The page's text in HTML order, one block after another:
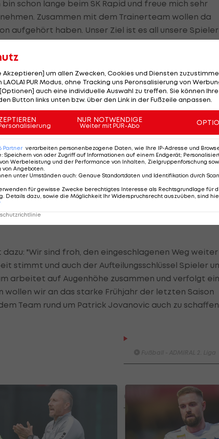
schon lange beim SK Rapid und freue mich sehr
Zusammen mit dem Trainerteam wollen da
aufgehört haben. Unser Ziel ist es all unsere Spieler
abzuliefern."
Rapid-Ikone Steffen Hofmann. Maresch hingegen
im Scouting des SK Rapid konzentrieren. Er
Hiden als Individualtrainer vor allem bei den
Mannschaft dabeibleiben.
wird von Stefan Knaller als
Klemens Windbacher als Tormanntrainer
Vorsaison bei Rapid II in diesen Positionen tätig.
Videoanalyst Marcel Lücke wird die
Seinen Posten übernimmt Daniel Schmitt,
des SK Rapid sowie die Spielanalyse der U18
Rückkehr als U18-Cheftrainer nicht mehr das
Profi Tamas Szanto wird, wie berichtet,
dazu: "Wir sind froh, den eingeschlagenen Weg weiter
stimmt und auch der Aufteilungsschlüssel Spieler
arbeitet auf Augenhöhe zusammen und verfolgt
wollen wir an das starke Frühjahr der letzten Saison
Team rund um Patrick Jovanovic auch zu
Vienna FC 1894
Fußball - ADMIRAL 2. Liga
HIGHLIGHTS: First Vienna FC
1894 - SpG Südburgenland /
TSV Hartberg
Akzeptieren] um allen Zwecken, Cookies und Diensten
PUR Modus, ohne Tracking uns Peronsalisierung von
auch eine individuelle Auswahl zu treffen. Sie können
Button links unten bzw. über den Link in der Fußzeile anpassen.
NUR NOTWENDIGE
Weiter mit PUR-Abo
Partner verarbeiten personenbezogene Daten, wie Ihre IP-Adresse und
: Speichern von oder Zugriff auf Informationen auf einem Endgerät;
Werbeleistung und der Performance von Inhalten, Zielgruppenforschung
von Angeboten.
unter Umständen auch: Genaue Standortdaten und Identifikation durch
für gewisse Zwecke berechtigtes Interesse als Rechtsgrundlage für
Details dazu, sowie die Möglichkeit Ihr Widerspruchsrecht auszuüben, sind